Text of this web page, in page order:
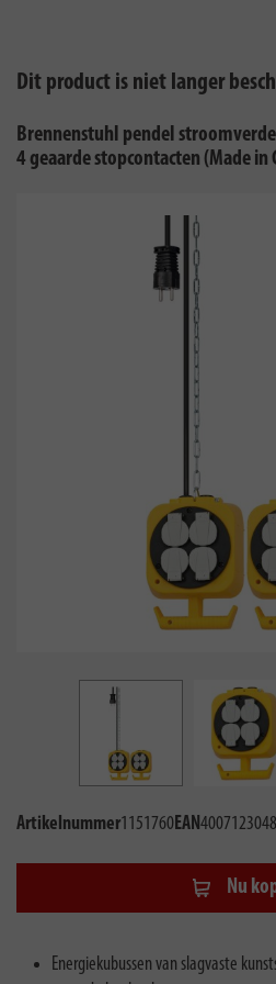
Dit product is niet langer
Brennenstuhl pendel
4 geaarde stopcontacten (Made in
Artikelnummer1151760EAN
Nu
Energiekubussen van slagvaste